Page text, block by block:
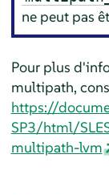
ne peut pas
Pour plus
multipath,
https://
SP3/html/
multipath-lvm